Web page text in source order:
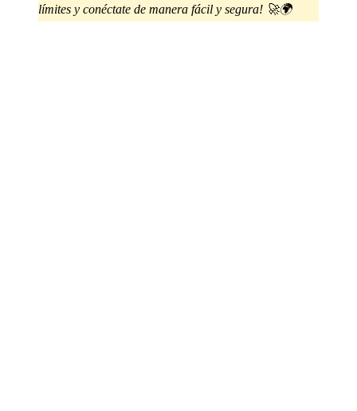
límites y conéctate de manera fácil y segura! 🚀🌍